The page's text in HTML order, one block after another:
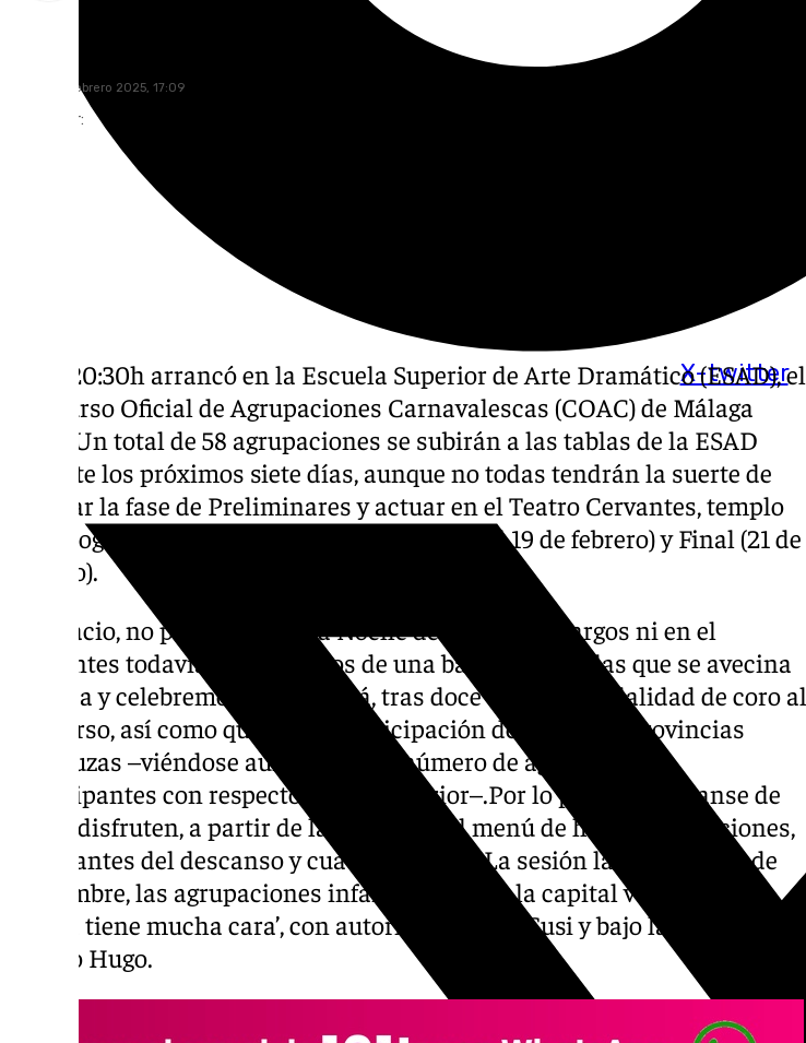
X-twitter
sábado, 8 febrero 2025, 17:09
Compartir:
A las 20:30h arrancó en la Escuela Superior de Arte Dramático (ESAD), el
Concurso Oficial de Agrupaciones Carnavalescas (COAC) de Málaga
2025. Un total de 58 agrupaciones se subirán a las tablas de la ESAD
durante los próximos siete días, aunque no todas tendrán la suerte de
superar la fase de Preliminares y actuar en el Teatro Cervantes, templo
que acogerá las fases de Semifinales (del 16 al 19 de febrero) y Final (21 de
febrero).
¡Despacio, no pensemos en la Noche de Cuchillos Largos ni en el
Cervantes todavía! Disfrutemos de una batalla de coplas que se avecina
intensa y celebremos que volverá, tras doce años, la modalidad de coro al
concurso, así como que habrá participación de todas las provincias
andaluzas –viéndose aumentado el número de agrupaciones
participantes con respecto al año anterior–.Por lo pronto, pónganse de
gala y disfruten, a partir de las 20:30h, del menú de hoy: 9 agrupaciones,
cinco antes del descanso y cuatro después. La sesión la abrió, como de
costumbre, las agrupaciones infantiles: desde la capital vendrá ‘Esta
murga tiene mucha cara’, con autoría de Pakito Susi y bajo la dirección de
su hijo Hugo.